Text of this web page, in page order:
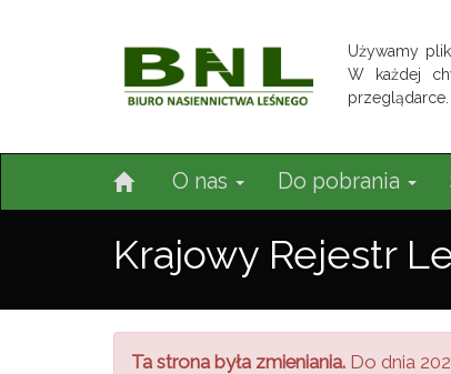
Używamy
W każdej
przeglądarce.
O nas Do pobrania
Krajowy Rejestr
Ta strona była zmieniania. Do dnia